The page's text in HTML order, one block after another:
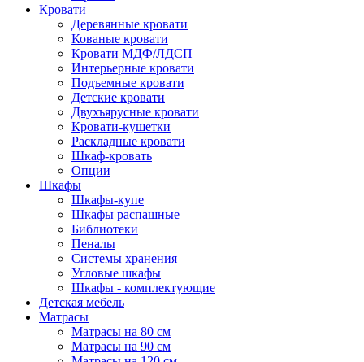
Кровати
Деревянные кровати
Кованые кровати
Кровати МДФ/ЛДСП
Интерьерные кровати
Подъемные кровати
Детские кровати
Двухъярусные кровати
Кровати-кушетки
Раскладные кровати
Шкаф-кровать
Опции
Шкафы
Шкафы-купе
Шкафы распашные
Библиотеки
Пеналы
Системы хранения
Угловые шкафы
Шкафы - комплектующие
Детская мебель
Матрасы
Матрасы на 80 см
Матрасы на 90 см